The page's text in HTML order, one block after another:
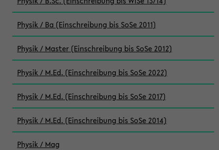
Physik / Ba (Einschreibung bis SoSe 2011)
Physik / Master (Einschreibung bis SoSe 2012)
Physik / M.Ed. (Einschreibung bis SoSe 2022)
Physik / M.Ed. (Einschreibung bis SoSe 2017)
Physik / M.Ed. (Einschreibung bis SoSe 2014)
Physik / Mag